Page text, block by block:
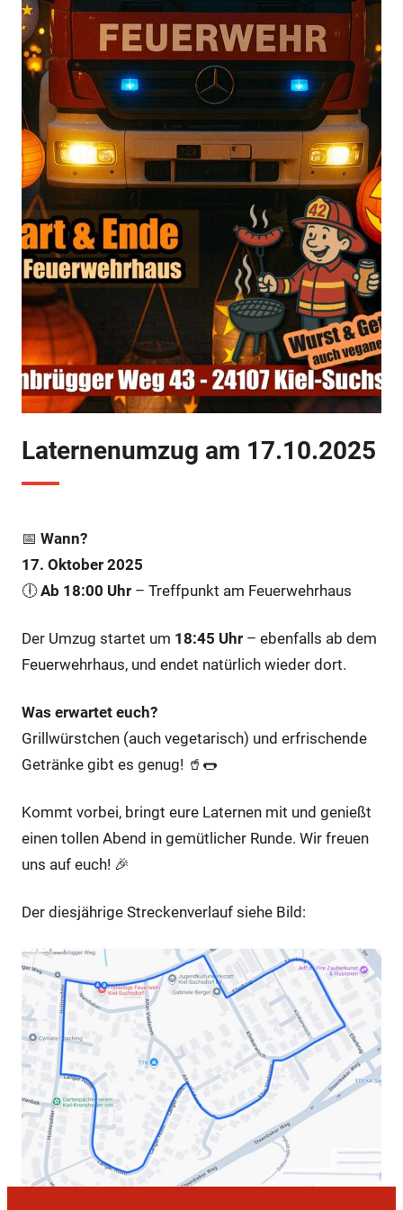
Laternenumzug am 17.10.2025
📅 Wann?
17. Oktober 2025
🕕Ab 18:00 Uhr– Treffpunkt am Feuerwehrhaus
Der Umzug startet um 18:45 Uhr– ebenfalls ab dem
Feuerwehrhaus, und endet natürlich wieder dort.
Was erwartet euch?
Grillwürstchen (auch vegetarisch) und erfrischende
Getränke gibt es genug! 🥤🌭
Kommt vorbei, bringt eure Laternen mit und genießt
einen tollen Abend in gemütlicher Runde. Wir freuen
uns auf euch! 🎉
Der diesjährige Streckenverlauf siehe Bild: